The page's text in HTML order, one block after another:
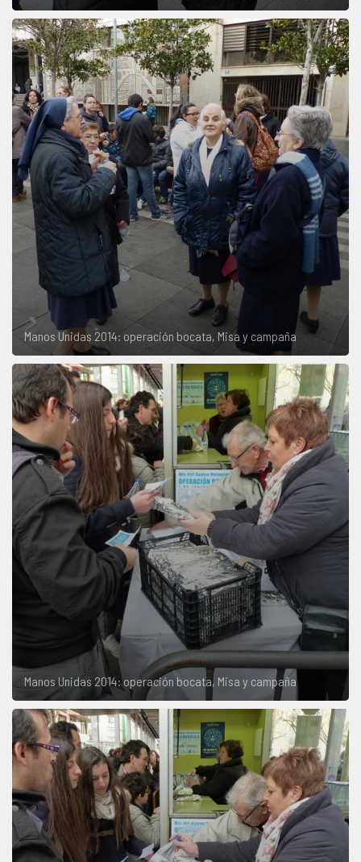
Manos Unidas 2014: operación bocata, Misa y campaña
Manos Unidas 2014: operación bocata, Misa y campaña